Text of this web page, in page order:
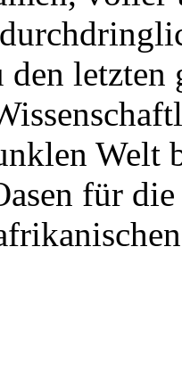
Welt
für